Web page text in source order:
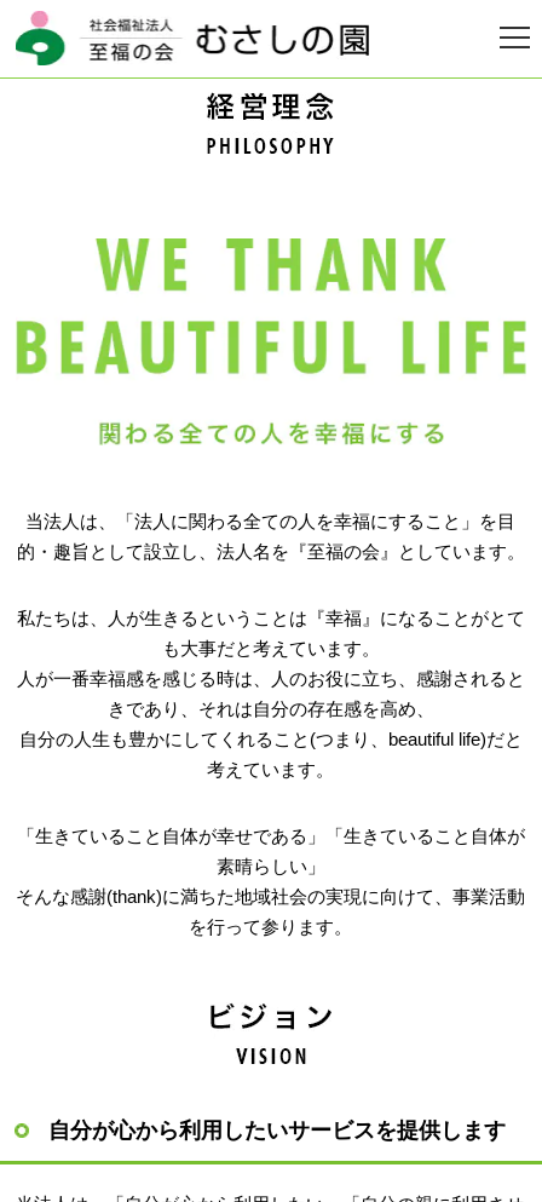
HOME 至福の会について > 経営理念
当法人は、「法人に関わる全ての人を幸福にすること」を目
的・趣旨として設立し、法人名を『至福の会』としています。
私たちは、人が生きるということは『幸福』になることがとて
も大事だと考えています。
人が一番幸福感を感じる時は、人のお役に立ち、感謝されると
きであり、それは自分の存在感を高め、
自分の人生も豊かにしてくれること(つまり、beautiful life)だと
考えています。
「生きていること自体が幸せである」「生きていること自体が
素晴らしい」
そんな感謝(thank)に満ちた地域社会の実現に向けて、事業活動
を行って参ります。
自分が心から利用したいサービスを提供します